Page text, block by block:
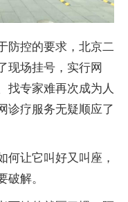
防控的要求，北京二
现场挂号，实行网
找专家难再次成为人
诊疗服务无疑顺应了
何让它叫好又叫座，
破解。